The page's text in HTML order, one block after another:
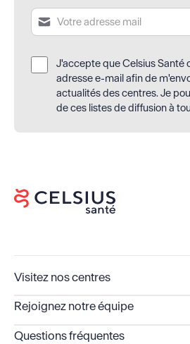
J'accepte que Celsius Santé
adresse e-mail afin de
actualités des centres. Je
de ces listes de diffusion à
Visitez nos centres
Rejoignez notre équipe
Questions fréquentes